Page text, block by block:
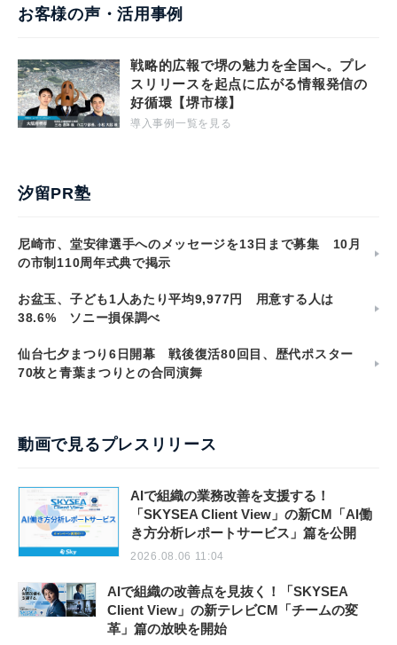
お客様の声・活用事例
戦略的広報で堺の魅力を全国へ。プレ
スリリースを起点に広がる情報発信の
好循環【堺市様】
導入事例一覧を見る
汐留PR塾
尼崎市、堂安律選手へのメッセージを13日まで募集 10月
の市制110周年式典で掲示
お盆玉、子ども1人あたり平均9,977円 用意する人は
38.6% ソニー損保調べ
仙台七夕まつり6日開幕 戦後復活80回目、歴代ポスター
70枚と青葉まつりとの合同演舞
動画で見るプレスリリース
AIで組織の業務改善を支援する！
「SKYSEA Client View」の新CM「AI働
き方分析レポートサービス」篇を公開
2026.08.06 11:04
AIで組織の改善点を見抜く！「SKYSEA
Client View」の新テレビCM「チームの変
革」篇の放映を開始